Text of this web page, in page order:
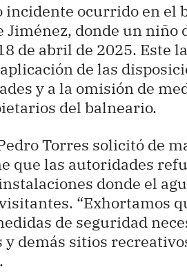
ocurrido en el
donde un niño
de abril de 2025. Este
de las
y a la omisión de
del balneario.
Torres solicitó de
que las autoridades
donde el
“Exhortamos
de seguridad
y demás sitios